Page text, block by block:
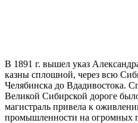
В 1891 г. вышел указ
казны сплошной, через всю
Челябинска до Вдадивостока.
Великой Сибирской дороге
магистраль привела к
промышленности на огромных